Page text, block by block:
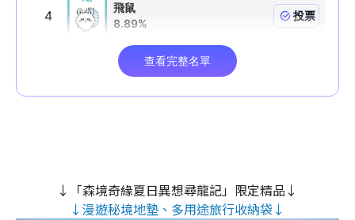
↓「森境奇緣夏日異想尋龍記」限定精品↓
↓漫遊秘境地墊、多用途旅行收納袋↓